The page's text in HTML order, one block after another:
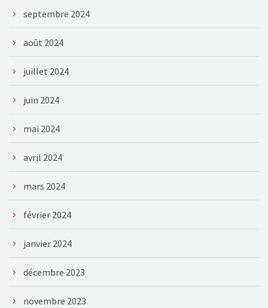
septembre 2024
août 2024
juillet 2024
juin 2024
mai 2024
avril 2024
mars 2024
février 2024
janvier 2024
décembre 2023
novembre 2023